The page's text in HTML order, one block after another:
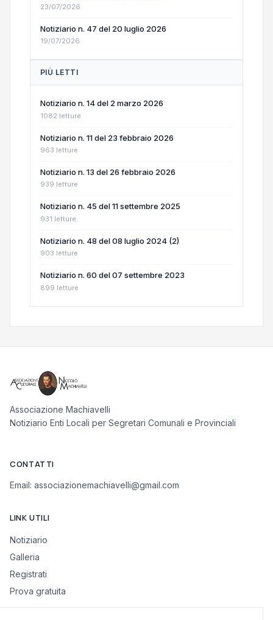
23/07/2026
Notiziario n. 47 del 20 luglio 2026
19/07/2026
PIÙ LETTI
Notiziario n. 14 del 2 marzo 2026
1082 letture
Notiziario n. 11 del 23 febbraio 2026
963 letture
Notiziario n. 13 del 26 febbraio 2026
939 letture
Notiziario n. 45 del 11 settembre 2025
931 letture
Notiziario n. 48 del 08 luglio 2024 (2)
903 letture
Notiziario n. 60 del 07 settembre 2023
899 letture
Associazione Machiavelli
Notiziario Enti Locali per Segretari Comunali e Provinciali
CONTATTI
Email: associazionemachiavelli@gmail.com
LINK UTILI
Notiziario
Galleria
Registrati
Prova gratuita